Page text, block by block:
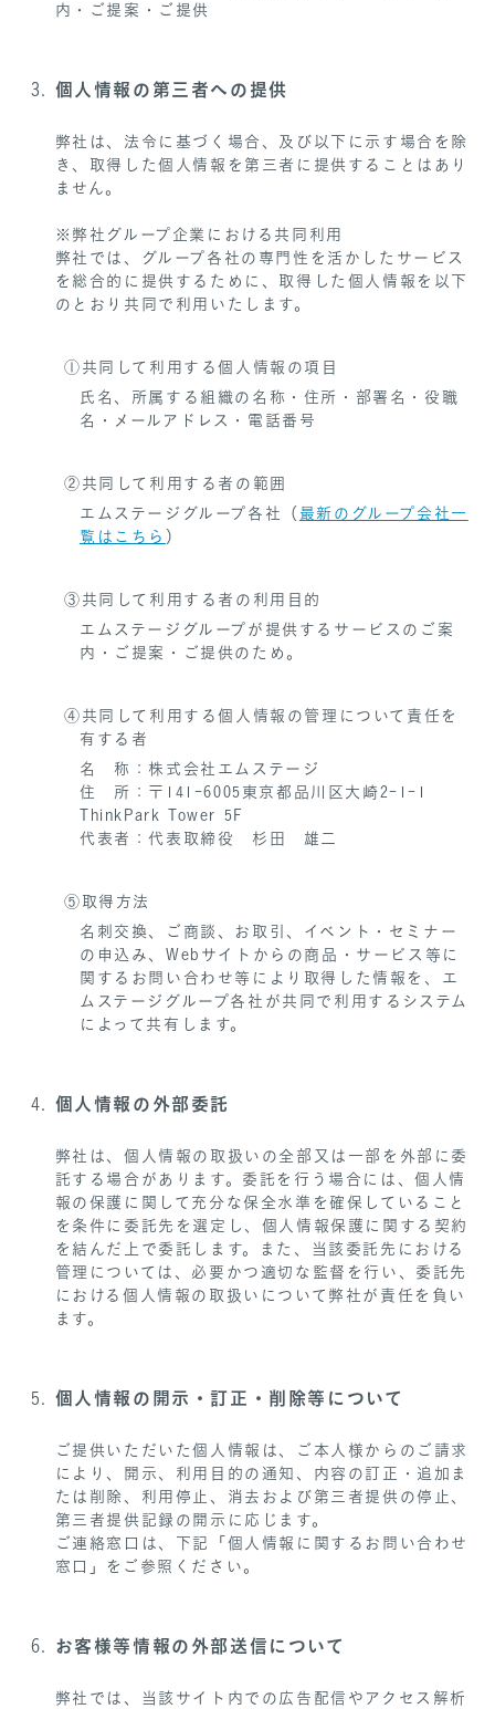
内・ご提案・ご提供
個人情報の第三者への提供
弊社は、法令に基づく場合、及び以下に示す場合を除
き、取得した個人情報を第三者に提供することはあり
ません。
※弊社グループ企業における共同利用
弊社では、グループ各社の専門性を活かしたサービス
を総合的に提供するために、取得した個人情報を以下
のとおり共同で利用いたします。
①共同して利用する個人情報の項目
氏名、所属する組織の名称・住所・部署名・役職
名・メールアドレス・電話番号
②共同して利用する者の範囲
エムステージグループ各社（最新のグループ会社一
覧はこちら ）
③共同して利用する者の利用目的
エムステージグループが提供するサービスのご案
内・ご提案・ご提供のため。
④共同して利用する個人情報の管理について責任を
有する者
名 称：株式会社エムステージ
住 所：〒141-6005東京都品川区大崎2-1-1
ThinkPark Tower 5F
代表者：代表取締役 杉田 雄二
⑤取得方法
名刺交換、ご商談、お取引、イベント・セミナー
の申込み、Webサイトからの商品・サービス等に
関するお問い合わせ等により取得した情報を、エ
ムステージグループ各社が共同で利用するシステム
によって共有します。
個人情報の外部委託
弊社は、個人情報の取扱いの全部又は一部を外部に委
託する場合があります。委託を行う場合には、個人情
報の保護に関して充分な保全水準を確保していること
を条件に委託先を選定し、個人情報保護に関する契約
を結んだ上で委託します。また、当該委託先における
管理については、必要かつ適切な監督を行い、委託先
における個人情報の取扱いについて弊社が責任を負い
ます。
個人情報の開示・訂正・削除等について
ご提供いただいた個人情報は、ご本人様からのご請求
により、開示、利用目的の通知、内容の訂正・追加ま
たは削除、利用停止、消去および第三者提供の停止、
第三者提供記録の開示に応じます。
ご連絡窓口は、下記「個人情報に関するお問い合わせ
窓口」をご参照ください。
お客様等情報の外部送信について
弊社では、当該サイト内での広告配信やアクセス解析